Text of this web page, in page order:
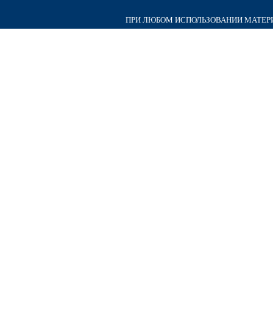
ПРИ ЛЮБОМ ИСПОЛЬЗОВАНИИ